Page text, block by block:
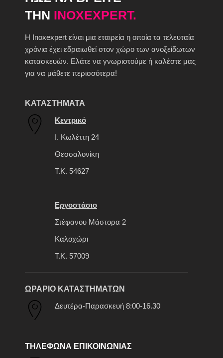
ΤΗΝ INOXEXPERT.
H Inoxexpert είναι μια εταιρεία η οποία τα τελευταία
χρόνια έχει εδραιωθεί στον χώρο των ανοξείδωτων
κατασκευών. Ελάτε να γνωριστούμε ή καλέστε μας
για να μάθετε περισσότερα!
ΚΑΤΑΣΤΗΜΑΤΑ
Κεντρικό
Ι. Κωλέττη 24
Θεσσαλονίκη
Τ.Κ. 54627
Εργοστάσιο
Στέφανου Μάστορα 2
Καλοχώρι
Τ.Κ. 57009
ΩΡΑΡΙΟ ΚΑΤΑΣΤΗΜΑΤΩΝ
Δευτέρα-Παρασκευή 8:00-16.30
ΤΗΛΕΦΩΝΑ ΕΠΙΚΟΙΝΩΝΙΑΣ